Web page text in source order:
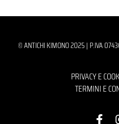
© ANTICHI KIMONO 2025 | P.IVA
PRIVACY E
TERMINI E